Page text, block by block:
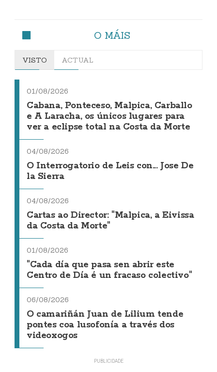
O MÁIS
VISTO ACTUAL
01/08/2026
Cabana, Ponteceso, Malpica, Carballo
e A Laracha, os únicos lugares para
ver a eclipse total na Costa da Morte
04/08/2026
O Interrogatorio de Leis con... Jose De
la Sierra
04/08/2026
Cartas ao Director: "Malpica, a Eivissa
da Costa da Morte"
01/08/2026
"Cada día que pasa sen abrir este
Centro de Día é un fracaso colectivo"
06/08/2026
O camariñán Juan de Lilium tende
pontes coa lusofonía a través dos
videoxogos